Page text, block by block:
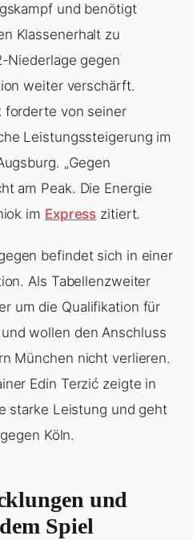
und benötigt
Klassenerhalt zu
Niederlage gegen
weiter verschärft.
forderte von seiner
Leistungssteigerung im
„Gegen
am Peak. Die Energie
im Express zitiert.
befindet sich in einer
Als Tabellenzweiter
um die Qualifikation für
wollen den Anschluss
München nicht verlieren.
Edin Terzić zeigte in
starke Leistung und geht
Köln.
und
Spiel